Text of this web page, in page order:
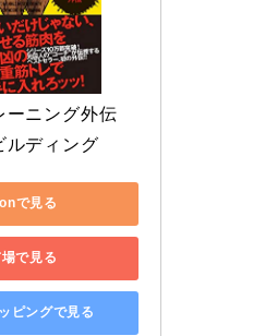
ーニング外伝
ルディング
で見る
で見る
ピングで見る